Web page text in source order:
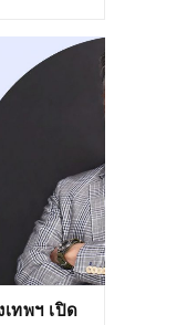
ทพฯ เปิด